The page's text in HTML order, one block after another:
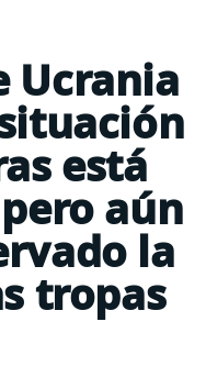
Ucrania
está
aún
la
tropas